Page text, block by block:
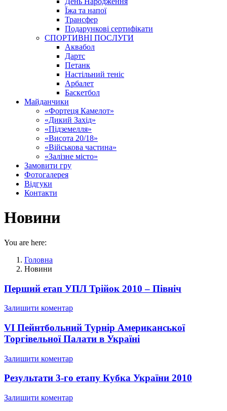
Їжа та напої
Трансфер
Подарункові сертифікати
СПОРТИВНІ ПОСЛУГИ
Аквабол
Дартс
Петанк
Настільний теніс
Арбалет
Баскетбол
Майданчики
«Фортеця Камелот»
«Дикий Захід»
«Підземелля»
«Висота 20/18»
«Військова частина»
«Залізне місто»
Замовити гру
Фотогалерея
Відгуки
Контакти
Новини
You are here:
Головна
Новини
Перший етап УПЛ Трійок 2010 – Північ
Залишити коментар
VI Пейнтбольний Турнір Американської
Торгівельної Палати в Україні
Залишити коментар
Результати 3-го етапу Кубка України 2010
Залишити коментар